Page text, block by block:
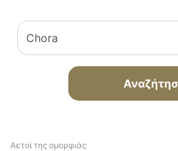
Αετοί της ομορφιάς